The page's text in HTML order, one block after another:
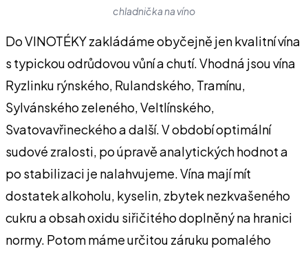
chladnička na víno
Do VINOTÉKY zakládáme obyčejně jen kvalitní vína
s typickou odrůdovou vůní a chutí. Vhodná jsou vína
Ryzlinku rýnského, Rulandského, Tramínu,
Sylvánského zeleného, Veltlínského,
Svatovavřineckého a další. V období optimální
sudové zralosti, po úpravě analytických hodnot a
po stabilizaci je nalahvujeme. Vína mají mít
dostatek alkoholu, kyselin, zbytek nezkvašeného
cukru a obsah oxidu siřičitého doplněný na hranici
normy. Potom máme určitou záruku pomalého